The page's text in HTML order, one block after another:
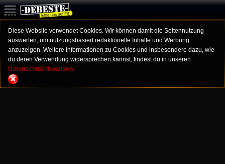
Diese Website verwendet Cookies. Wir können damit die Seitennutzung
auswerten, um nutzungsbasiert redaktionelle Inhalte und Werbung
anzuzeigen. Weitere Informationen zu Cookies und insbesondere dazu, wie
du deren Verwendung widersprechen kannst, findest du in unseren
Datenschutzhinweisen.